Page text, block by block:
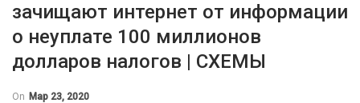
зачищают интернет от информации
о неуплате 100 миллионов
долларов налогов | СХЕМЫ
On Мар 23, 2020